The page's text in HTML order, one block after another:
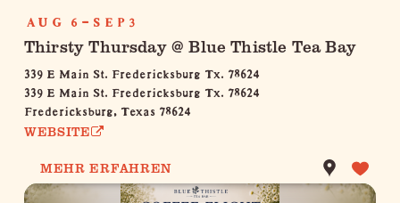
AUG 6-SEP3
Thirsty Thursday @ Blue Thistle Tea Bay
339 E Main St. Fredericksburg Tx. 78624
339 E Main St. Fredericksburg Tx. 78624
Fredericksburg, Texas 78624
WEBSITE
MEHR ERFAHREN